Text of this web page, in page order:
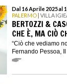
Dal 16 Aprile 2025 al
PALERMO | VILLA
BERTOZZI &
CHE È, MA CIÒ
“Ciò che vediamo
Fernando Pessoa, Il